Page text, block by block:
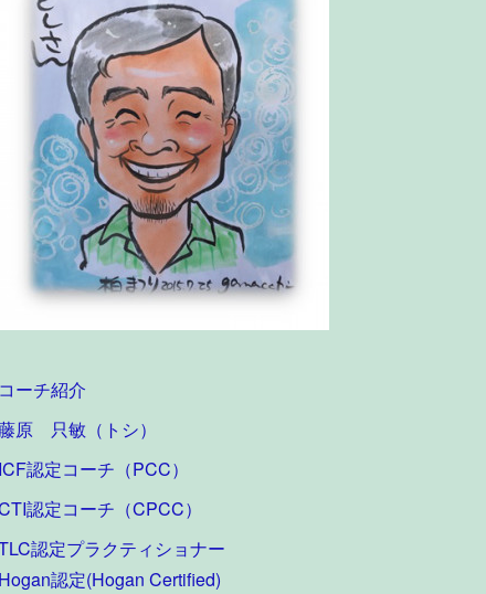
コーチ紹介
原 只敏（トシ）
ICF認定コーチ（PCC）
認定コーチ（CPCC）
認定プラクティショナー
Hogan認定(Hogan Certified)